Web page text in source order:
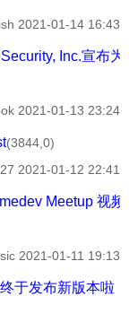
2021-01-14 16:43
Inc.宣布
2021-01-13 23:24
(3844,0)
2021-01-12 22:41
Meetup 视频
2021-01-11 19:13
于发布新版本啦